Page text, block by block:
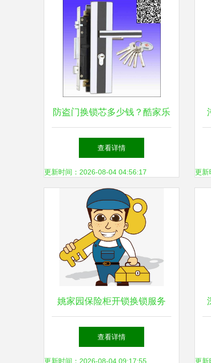
防盗门换锁芯多少钱？酷家乐
锁具销售及维修服务详解
查看详情
更新时间：2026-08-04 04:56:17 更新
姚家园保险柜开锁换锁服务
专业守护您的财产安全
查看详情
更新时间：2026-08-04 09:17:55 更新